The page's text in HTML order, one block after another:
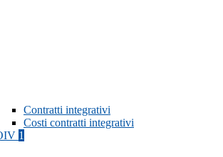
Contratti integrativi
Costi contratti integrativi
1